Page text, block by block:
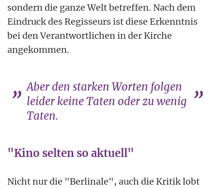
sondern die ganze Welt betreffen. Nach dem
Eindruck des Regisseurs ist diese Erkenntnis
bei den Verantwortlichen in der Kirche
angekommen.
Aber den starken Worten folgen
leider keine Taten oder zu wenig
Taten.
"Kino selten so aktuell"
Nicht nur die "Berlinale", auch die Kritik lobt